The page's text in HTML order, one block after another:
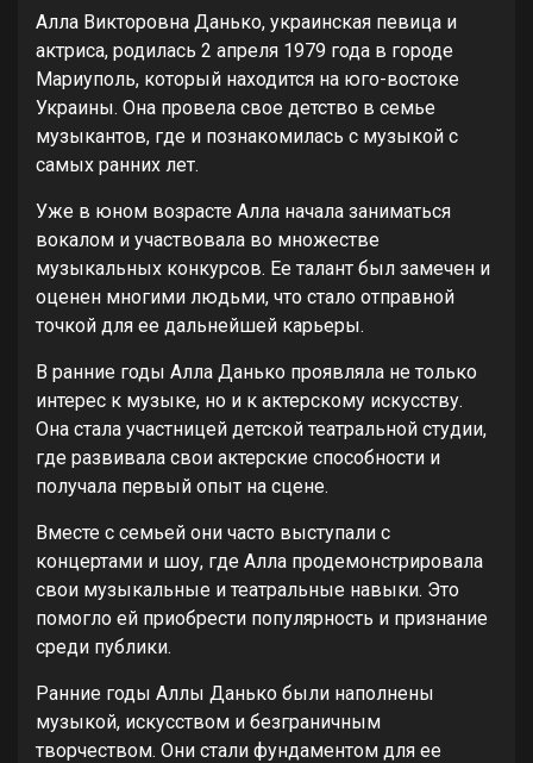
Алла Викторовна Данько, украинская певица и
актриса, родилась 2 апреля 1979 года в городе
Мариуполь, который находится на юго-востоке
Украины. Она провела свое детство в семье
музыкантов, где и познакомилась с музыкой с
самых ранних лет.
Уже в юном возрасте Алла начала заниматься
вокалом и участвовала во множестве
музыкальных конкурсов. Ее талант был замечен и
оценен многими людьми, что стало отправной
точкой для ее дальнейшей карьеры.
В ранние годы Алла Данько проявляла не только
интерес к музыке, но и к актерскому искусству.
Она стала участницей детской театральной студии,
где развивала свои актерские способности и
получала первый опыт на сцене.
Вместе с семьей они часто выступали с
концертами и шоу, где Алла продемонстрировала
свои музыкальные и театральные навыки. Это
помогло ей приобрести популярность и признание
среди публики.
Ранние годы Аллы Данько были наполнены
музыкой, искусством и безграничным
творчеством. Они стали фундаментом для ее